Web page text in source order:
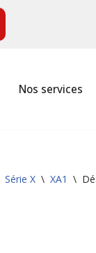
Nos services
Série X \ XA1 \